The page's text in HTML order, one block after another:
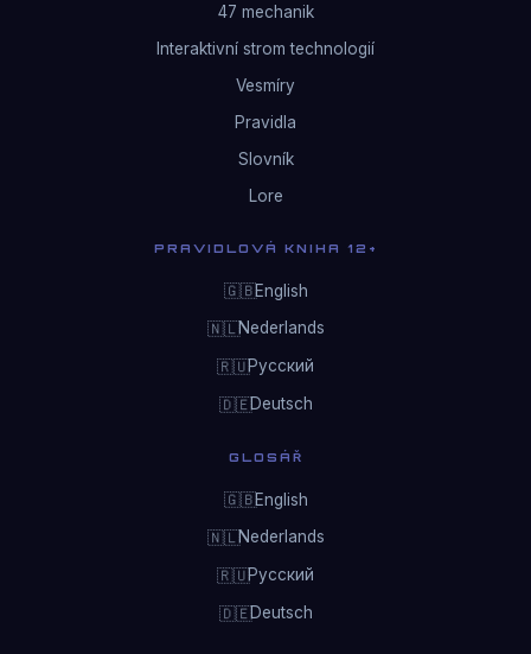
47 mechanik
Interaktivní strom technologií
Vesmíry
Pravidla
Slovník
Lore
PRAVIDLOVÁ KNIHA 12+
🇬🇧English
🇳🇱Nederlands
🇷🇺Русский
🇩🇪Deutsch
GLOSÁŘ
🇬🇧English
🇳🇱Nederlands
🇷🇺Русский
🇩🇪Deutsch